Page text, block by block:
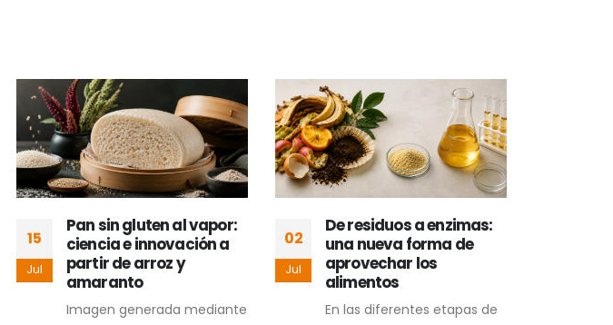
15
Jul
Pan sin gluten al vapor:
ciencia e innovación a
partir de arroz y
amaranto
Imagen generada mediante
02
Jul
De residuos a enzimas:
una nueva forma de
aprovechar los
alimentos
En las diferentes etapas de